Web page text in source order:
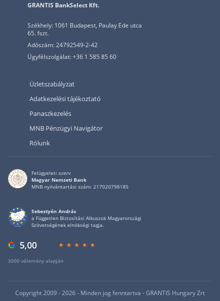
GRANTIS BankSelect Kft.
Székhely: 1061 Budapest, Paulay Ede utca
65. fszt.
Adószám: 24792549-2-42
Ügyfélszolgálat: +36 1 585 85 60
Üzletszabályzat
Adatkezelési tájékoztató
Panaszkezelés
MNB Pénzügyi Navigátor
Rólunk
Felügyeleti szerv
Magyar Nemzeti Bank
MNB nyilvántartási szám: 217020798185
Sebestyén András
a Független Biztosítási Alkuszok Magyarországi
Szövetségének elnökségi tagja.
5,00
3000 vélemény alapján
Copyright 2009 - 2026 - Minden jog fenntartva - GRANTIS Hungary Zrt